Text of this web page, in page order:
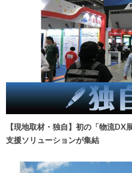
【現地取材・独自】初の「物流
支援ソリューションが集結